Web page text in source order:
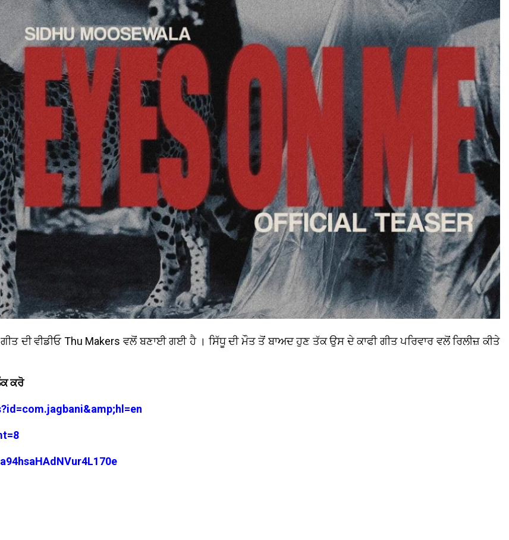
ਦੀ ਵੀਡੀਓ Thu Makers ਵਲੋਂ ਬਣਾਈ ਗਈ ਹੈ । ਸਿੱਧੂ ਦੀ ਮੌਤ ਤੋਂ ਬਾਅਦ ਹੁਣ ਤੱਕ ਉਸ ਦੇ ਕਾਫੀ ਗੀਤ ਪਰਿਵਾਰ ਵਲੋਂ ਰਿਲੀਜ਼ ਕੀਤੇ
ਕਰੋ